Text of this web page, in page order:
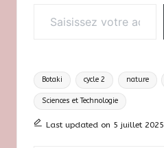
Tags:
Botaki cycle 2 nature
Sciences et Technologie
Last updated on 5 juillet 2025